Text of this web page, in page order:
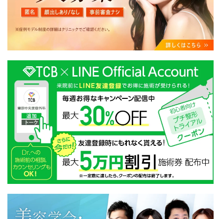
・クリニックの来院予約、医療サービスの提供、医療関
連商品の販売、アフターケア対応、これらに付随する諸
対応等のサービス提供のため
・医療サービスの提供に関する他の医療機関、検査機関
及び研究機関との連携のため
・サービス向上を目的とした医療サービス・販売する医
療関連商品に関する患者様へのアンケートの送受信及び
これに付随する諸対応のため
・Cookie等の技術を用いたアクセス履歴、閲覧記録等に
関する情報の収集、分析
・閲覧記録等から趣味・嗜好を分析した情報を使用して
の広告に利用するため
・お問い合わせ又はご意見の内容確認及びその対応のた
め
・患者様のサービス利用状況の分析及び症例研究のため
・広告、宣伝、マーケティングのため